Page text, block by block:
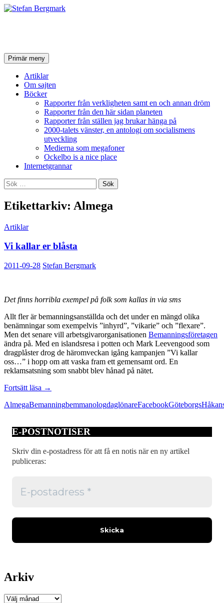
SökPrimär meny Hoppa
till
innehåll
Artiklar
Om sajten
Böcker
Rapporter från verkligheten samt en och annan dröm
Rapporter från den här sidan planeten
Rapporter från ställen jag brukar hänga på
2000-talets vänster, en antologi om socialismens
utveckling
Medierna som megafoner
Ockelbo is a nice place
Internetgrannar
Sök
efter:
Etikettarkiv: Almega
Artiklar
Vi kallar er blåsta
2011-09-28 Stefan Bergmark
Det finns horribla exempel på folk som kallas in via sms
Allt fler är bemanningsanställda och det under en mängd olika
benämningar som exempelvis ”inhyrd”, ”vikarie” och ”flexare”.
Men det senare vill arbetsgivarorganisationen Bemanningsföretagen
ändra på. Med en islandsresa i potten och Mark Leevengood som
dragplåster drog de häromveckan igång kampanjen ”Vi kallar
oss…” i hopp om att vaska fram ett gemensamt ord. En
reklamsatsning som snabbt blev hånad på nätet.
Fortsätt läsa Vi
er
→
AlmegaBemanningbemmanologdaglönareFacebookGöteborgs
E-POSTNOTISER
Skriv din e-postadress för att få en notis när en ny artikel
publiceras:
Arkiv
Arkiv